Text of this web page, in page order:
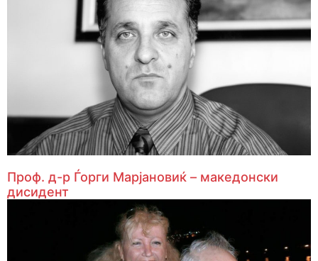
Проф. д-р Ѓорги Марјановиќ – македонски
дисидент